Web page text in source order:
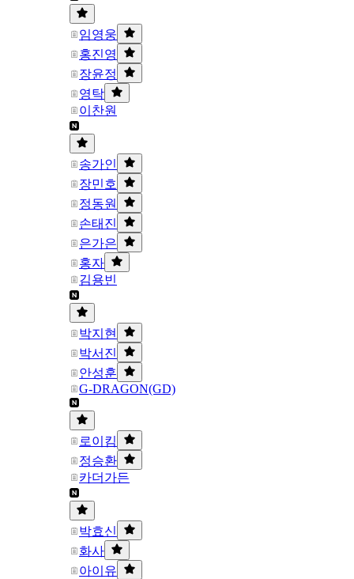
임영웅
홍진영
장윤정
영탁
이찬원
송가인
장민호
정동원
손태진
은가은
홍자
김용빈
박지현
박서진
안성훈
G-DRAGON(GD)
로이킴
정승환
카더가든
박효신
화사
아이유